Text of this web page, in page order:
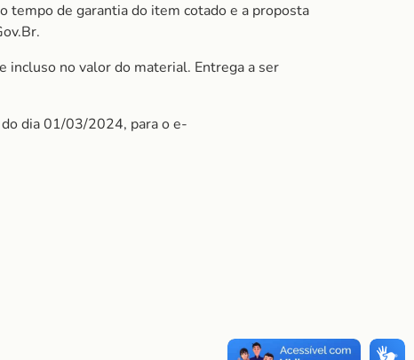
tempo de garantia do item cotado e a proposta
incluso no valor do material. Entrega a ser
dia 01/03/2024, para o e-